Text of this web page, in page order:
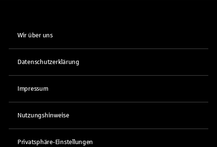
Wir über uns
Datenschutzerklärung
Impressum
Nutzungshinweise
Privatsphäre-Einstellungen